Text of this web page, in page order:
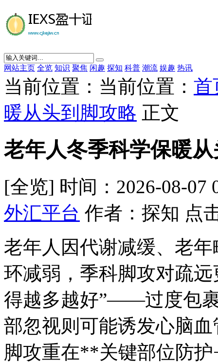
网站主页 全览 知识 聚焦 闲趣 探知 科普 潮流 娱趣 热讯
当前位置：当前位置： 首
暖从头到脚攻略 正文
老年人冬季科学保暖
[全览] 时间：2026-08-07
外汇平台 作者：探知 点
老年人因代谢减缓、老
环减弱，季科脚攻对疏
得越多越好”——过度包
部忽视则可能诱发心脑
脚攻重在**关键部位防